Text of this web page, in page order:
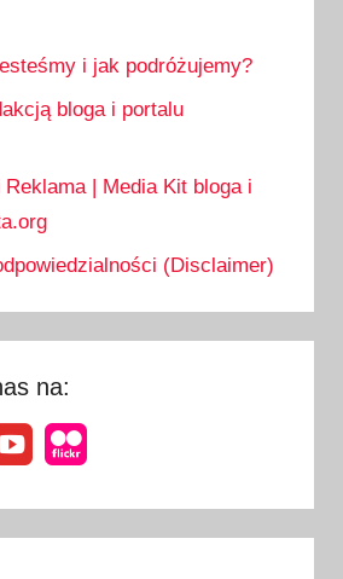
i jak podróżujemy?
bloga i portalu
Reklama | Media Kit bloga i
(Disclaimer)
na: